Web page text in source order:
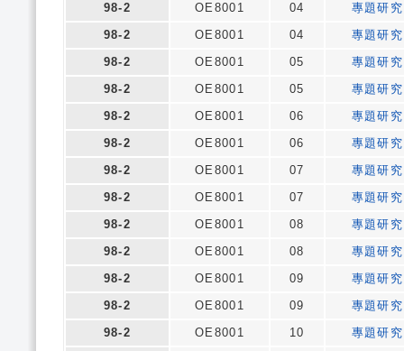
98-2
OE8001 04
專題研究
98-2
OE8001 04
專題研究
98-2
OE8001 05
專題研究
98-2
OE8001 05
專題研究
98-2
OE8001 06
專題研究
98-2
OE8001 06
專題研究
98-2
OE8001 07
專題研究
98-2
OE8001 07
專題研究
98-2
OE8001 08
專題研究
98-2
OE8001 08
專題研究
98-2
OE8001 09
專題研究
98-2
OE8001 09
專題研究
98-2
OE8001 10
專題研究